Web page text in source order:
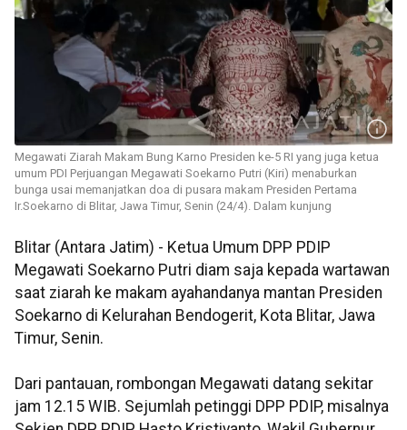
Megawati Ziarah Makam Bung Karno Presiden ke-5 RI yang juga ketua
umum PDI Perjuangan Megawati Soekarno Putri (Kiri) menaburkan
bunga usai memanjatkan doa di pusara makam Presiden Pertama
Ir.Soekarno di Blitar, Jawa Timur, Senin (24/4). Dalam kunjung
Blitar (Antara Jatim) - Ketua Umum DPP PDIP
Megawati Soekarno Putri diam saja kepada wartawan
saat ziarah ke makam ayahandanya mantan Presiden
Soekarno di Kelurahan Bendogerit, Kota Blitar, Jawa
Timur, Senin.
Dari pantauan, rombongan Megawati datang sekitar
jam 12.15 WIB. Sejumlah petinggi DPP PDIP, misalnya